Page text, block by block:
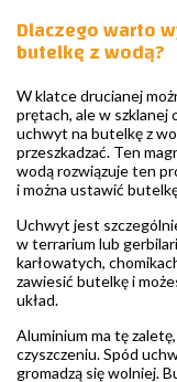
Dlaczego warto
butelkę z wodą?
W klatce drucianej
prętach, ale w
uchwyt na butelkę z
przeszkadzać. Ten
wodą rozwiązuje ten
i można ustawić
Uchwyt jest
w terrarium lub
karłowatych,
zawiesić butelkę i
układ.
Aluminium ma tę
czyszczeniu. Spód
gromadzą się wolniej.